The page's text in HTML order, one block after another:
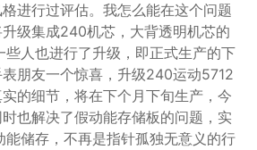
进行过评估。我怎么能在这个问题
级集成240机芯，大背透明机芯的
些人也进行了升级，即正式生产的下
朋友一个惊喜，升级240运动5712
的细节，将在下个月下旬生产，今
也解决了假动能存储板的问题，实
能储存，不再是指针孤独无意义的行